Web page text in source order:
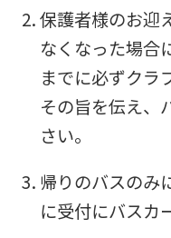
保護者様のお迎
なくなった場合
までに必ずクラ
その旨を伝え、
さい。
帰りのバスのみ
に受付にバスカ